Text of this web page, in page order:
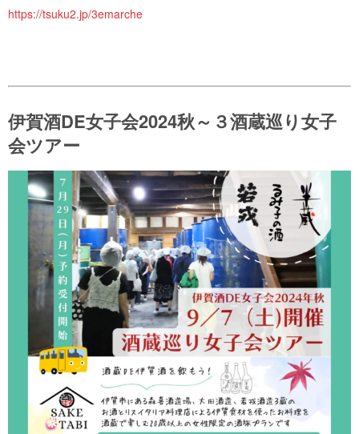
https://tsuku2.jp/3emarche
伊賀酒DE女子会2024秋～３酒蔵巡り女子
会ツアー